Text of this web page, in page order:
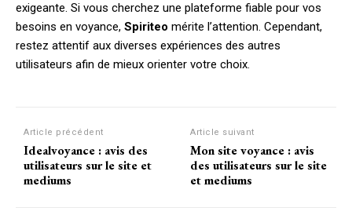
exigeante. Si vous cherchez une plateforme fiable pour vos
besoins en voyance, Spiriteo mérite l’attention. Cependant,
restez attentif aux diverses expériences des autres
utilisateurs afin de mieux orienter votre choix.
Article précédent
Idealvoyance : avis des
utilisateurs sur le site et
mediums
Article suivant
Mon site voyance : avis
des utilisateurs sur le site
et mediums